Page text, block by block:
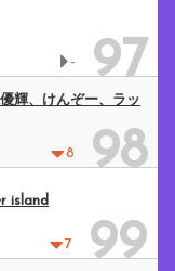
- 97
8 98
輝、けんぞー、ラッ
7 99
island